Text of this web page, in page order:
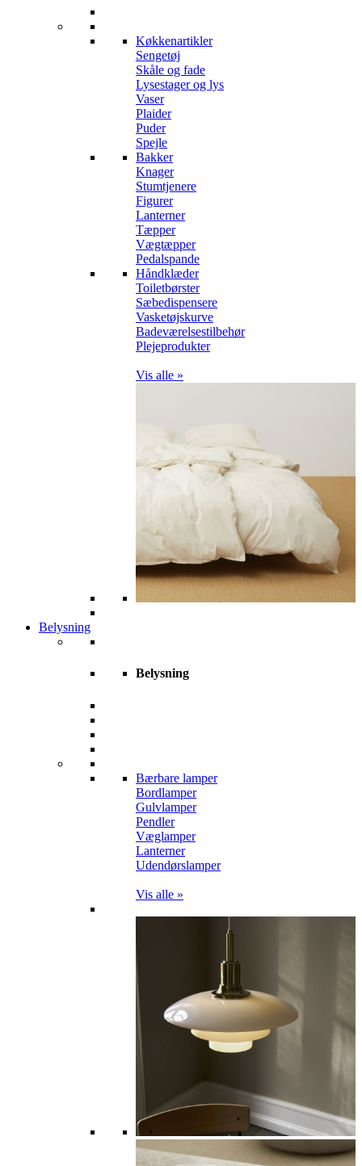
Køkkenartikler
Sengetøj
Skåle og fade
Lysestager og lys
Vaser
Plaider
Puder
Spejle
Bakker
Knager
Stumtjenere
Figurer
Lanterner
Tæpper
Vægtæpper
Pedalspande
Håndklæder
Toiletbørster
Sæbedispensere
Vasketøjskurve
Badeværelsestilbehør
Plejeprodukter
Vis alle »
Belysning
Belysning
Bærbare lamper
Bordlamper
Gulvlamper
Pendler
Væglamper
Lanterner
Udendørslamper
Vis alle »